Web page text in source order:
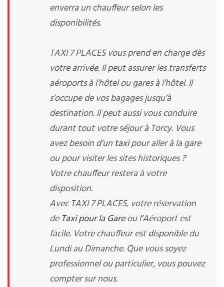
enverra un chauffeur selon les
disponibilités.
TAXI 7 PLACES vous prend en charge dès
votre arrivée. Il peut assurer les transferts
aéroports à l’hôtel ou gares à l’hôtel. Il
s’occupe de vos bagages jusqu’à
destination. Il peut aussi vous conduire
durant tout votre séjour à Torcy. Vous
avez besoin d’un taxipour aller à la gare
ou pour visiter les sites historiques ?
Votre chauffeur restera à votre
disposition.
Avec TAXI 7 PLACES, votre réservation
de Taxi pour la Gareou l’Aéroport est
facile. Votre chauffeur est disponible du
Lundi au Dimanche. Que vous soyez
professionnel ou particulier, vous pouvez
compter sur nous.